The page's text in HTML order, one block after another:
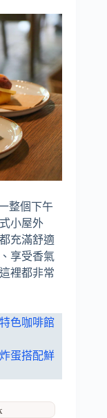
整個下午
小屋外
充滿舒適
享受香氣
裡都非常
色咖啡館
蛋搭配鮮